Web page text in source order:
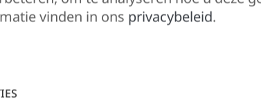
vinden in ons privacybeleid.